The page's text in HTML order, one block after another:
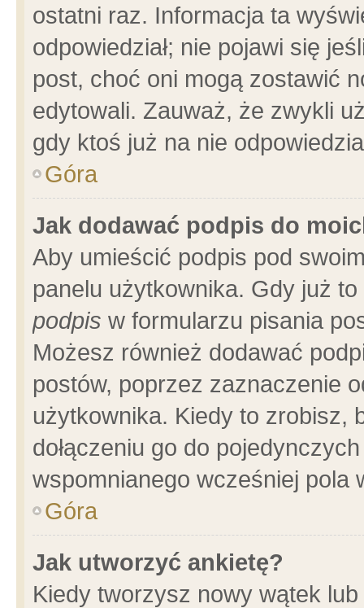
ostatni raz. Informacja ta
odpowiedział; nie pojawi się
post, choć oni mogą zostawić
edytowali. Zauważ, że zwykli
gdy ktoś już na nie
Góra
Jak dodawać podpis do
Aby umieścić podpis pod
panelu użytkownika. Gdy już
podpis w formularzu pisania
Możesz również dodawać
postów, poprzez zaznaczenie
użytkownika. Kiedy to zrobisz,
dołączeniu go do
wspomnianego wcześniej pola
Góra
Jak utworzyć ankietę?
Kiedy tworzysz nowy wątek